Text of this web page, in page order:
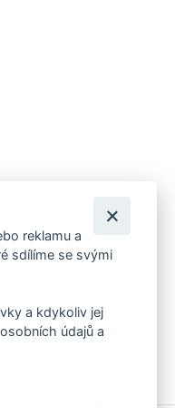
akce?
reklamu a
sdílíme se svými
a kdykoliv jej
údajů a